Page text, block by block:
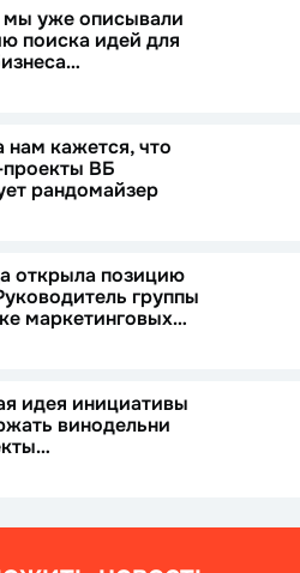
уже описывали
поиска идей для
нам кажется, что
ВБ
рандомайзер
открыла позицию
группы
маркетинговых…
идея инициативы
винодельни